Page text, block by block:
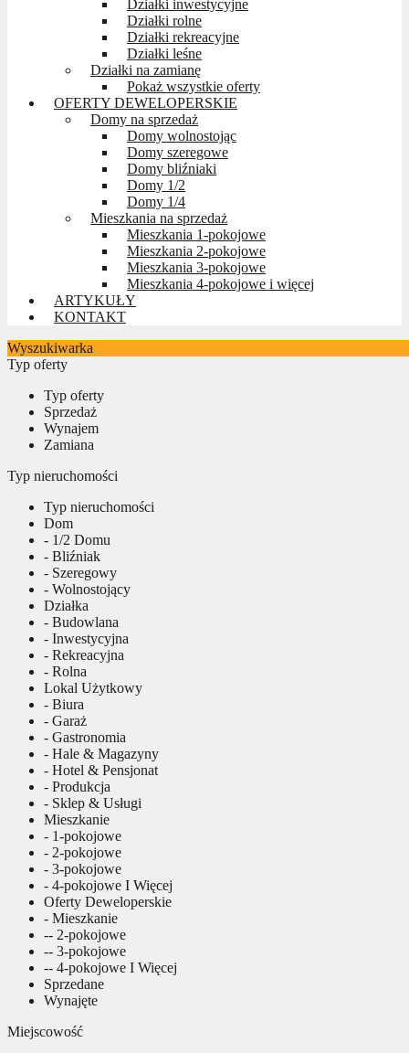
Działki inwestycyjne
Działki rolne
Działki rekreacyjne
Działki leśne
Działki na zamianę
Pokaż wszystkie oferty
OFERTY DEWELOPERSKIE
Domy na sprzedaż
Domy wolnostojąc
Domy szeregowe
Domy bliźniaki
Domy 1/2
Domy 1/4
Mieszkania na sprzedaż
Mieszkania 1-pokojowe
Mieszkania 2-pokojowe
Mieszkania 3-pokojowe
Mieszkania 4-pokojowe i więcej
ARTYKUŁY
KONTAKT
Wyszukiwarka
Typ oferty
Typ oferty
Sprzedaż
Wynajem
Zamiana
Typ nieruchomości
Typ nieruchomości
Dom
- 1/2 Domu
- Bliźniak
- Szeregowy
- Wolnostojący
Działka
- Budowlana
- Inwestycyjna
- Rekreacyjna
- Rolna
Lokal Użytkowy
- Biura
- Garaż
- Gastronomia
- Hale & Magazyny
- Hotel & Pensjonat
- Produkcja
- Sklep & Usługi
Mieszkanie
- 1-pokojowe
- 2-pokojowe
- 3-pokojowe
- 4-pokojowe I Więcej
Oferty Deweloperskie
- Mieszkanie
-- 2-pokojowe
-- 3-pokojowe
-- 4-pokojowe I Więcej
Sprzedane
Wynajęte
Miejscowość